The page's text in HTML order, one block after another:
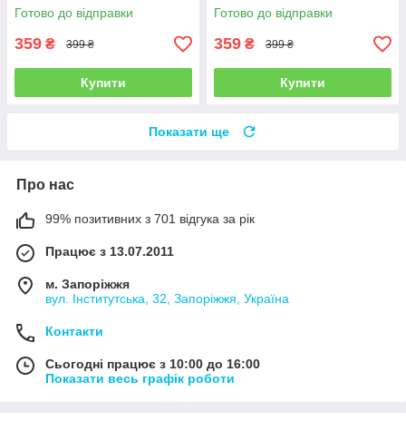
Готово до відправки
359 ₴ 399 ₴
Купити
Готово до відправки
359 ₴ 399 ₴
Купити
Показати ще
Про нас
99% позитивних з 701 відгука за рік
Працює з 13.07.2011
м. Запоріжжя
вул. Інститутська, 32, Запоріжжя, Україна
Контакти
Сьогодні працює з 10:00 до 16:00
Показати весь графік роботи